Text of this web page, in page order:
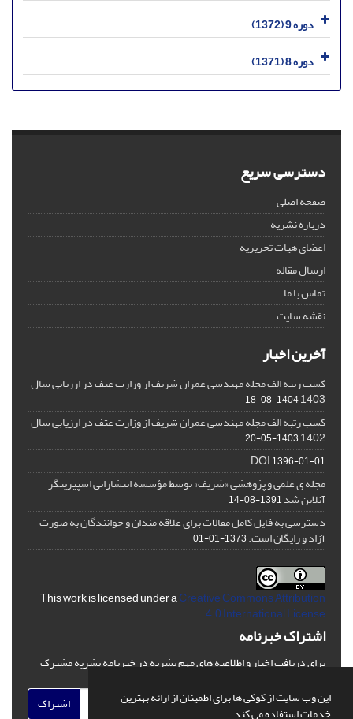
این وب سایت از کوکی ها برای اطمینان از ارائه بهترین
خدمات استفاده می کند.
دوره 9 (1372)
دوره 8 (1371)
دسترسی سریع
صفحه اصلی
درباره نشریه
اعضای هیات تحریریه
ارسال مقاله
تماس با ما
نقشه سایت
آخرین اخبار
کسب رتبه الف مجله مهندسی عمران شریف از وزارت عتف در ارزیابی سال
1403
1404-08-18
کسب رتبه الف مجله مهندسی عمران شریف از وزارت عتف در ارزیابی سال
1402
1403-05-20
DOI1396-01-01
مجله ی علمی و پژوهشی «شریف» توسط مؤسسه انتشاراتی اسپیرینگر
آنلاین شد1391-08-14
دسترسی به فایل کامل مقالات برای علاقه مندان و خوانندگان به صورت
آزاد و رایگان است.1373-01-01
This work is licensed under aCreative Commons Attribution
4.0 International License
.
اشتراک خبرنامه
برای دریافت اخبار و اطلاعیه های مهم نشریه در خبرنامه نشریه مشترک
اشتراک